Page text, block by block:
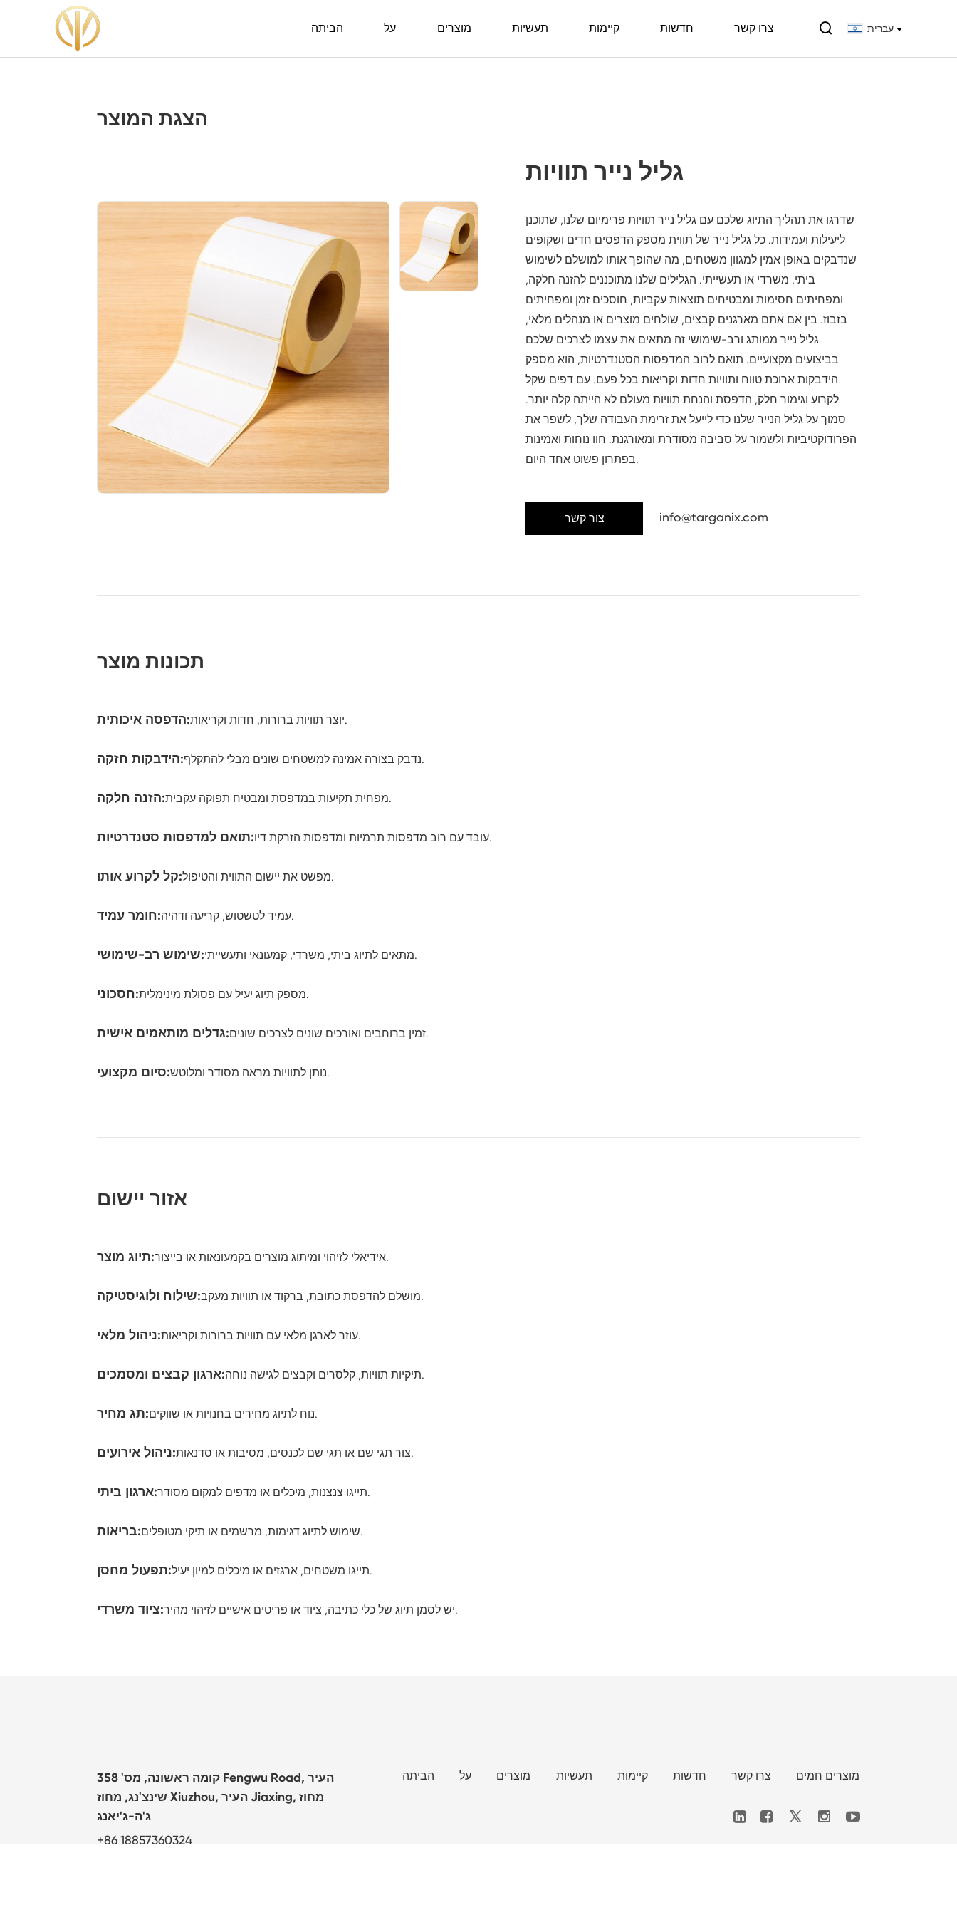
הביתה על מוצרים תעשיות קיימות חדשות צרו קשר  עברית
הצגת המוצר
גליל נייר תוויות
שדרגו את תהליך התיוג שלכם עם גליל נייר תוויות פרימיום שלנו, שתוכנן
ליעילות ועמידות. כל גליל נייר של תווית מספק הדפסים חדים ושקופים
שנדבקים באופן אמין למגוון משטחים, מה שהופך אותו למושלם לשימוש
ביתי, משרדי או תעשייתי. הגלילים שלנו מתוכננים להזנה חלקה,
ומפחיתים חסימות ומבטיחים תוצאות עקביות, חוסכים זמן ומפחיתים
בזבוז. בין אם אתם מארגנים קבצים, שולחים מוצרים או מנהלים מלאי,
גליל נייר ממותג ורב-שימושי זה מתאים את עצמו לצרכים שלכם
בביצועים מקצועיים. תואם לרוב המדפסות הסטנדרטיות, הוא מספק
הידבקות ארוכת טווח ותוויות חדות וקריאות בכל פעם. עם דפים שקל
לקרוע וגימור חלק, הדפסת והנחת תוויות מעולם לא הייתה קלה יותר.
סמוך על גליל הנייר שלנו כדי לייעל את זרימת העבודה שלך, לשפר את
הפרודוקטיביות ולשמור על סביבה מסודרת ומאורגנת. חוו נוחות ואמינות
בפתרון פשוט אחד היום.
צור קשר info@targanix.com
תכונות מוצר
הדפסה איכותית: יוצר תוויות ברורות, חדות וקריאות.
הידבקות חזקה: נדבק בצורה אמינה למשטחים שונים מבלי להתקלף.
הזנה חלקה: מפחית תקיעות במדפסת ומבטיח תפוקה עקבית.
תואם למדפסות סטנדרטיות: עובד עם רוב מדפסות תרמיות ומדפסות הזרקת דיו.
קל לקרוע אותו: מפשט את יישום התווית והטיפול.
חומר עמיד: עמיד לטשטוש, קריעה ודהיה.
שימוש רב-שימושי: מתאים לתיוג ביתי, משרדי, קמעונאי ותעשייתי.
חסכוני: מספק תיוג יעיל עם פסולת מינימלית.
גדלים מותאמים אישית: זמין ברוחבים ואורכים שונים לצרכים שונים.
סיום מקצועי: נותן לתוויות מראה מסודר ומלוטש.
אזור יישום
תיוג מוצר: אידיאלי לזיהוי ומיתוג מוצרים בקמעונאות או בייצור.
שילוח ולוגיסטיקה: מושלם להדפסת כתובת, ברקוד או תוויות מעקב.
ניהול מלאי: עוזר לארגן מלאי עם תוויות ברורות וקריאות.
ארגון קבצים ומסמכים: תיקיות תוויות, קלסרים וקבצים לגישה נוחה.
תג מחיר: נוח לתיוג מחירים בחנויות או שווקים.
ניהול אירועים: צור תגי שם או תגי שם לכנסים, מסיבות או סדנאות.
ארגון ביתי: תייגו צנצנות, מיכלים או מדפים למקום מסודר.
בריאות: שימוש לתיוג דגימות, מרשמים או תיקי מטופלים.
תפעול מחסן: תייגו משטחים, ארגזים או מיכלים למיון יעיל.
ציוד משרדי: יש לסמן תיוג של כלי כתיבה, ציוד או פריטים אישיים לזיהוי מהיר.
קומה ראשונה, מס' 358 Fengwu Road, העיר
שינצ'נג, מחוז Xiuzhou, העיר Jiaxing, מחוז
ג'ה-ג'יאנג
+86 18857360324
הביתה על מוצרים תעשיות קיימות חדשות צרו קשר מוצרים חמים
